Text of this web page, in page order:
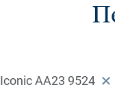
Iconic AA23 9524